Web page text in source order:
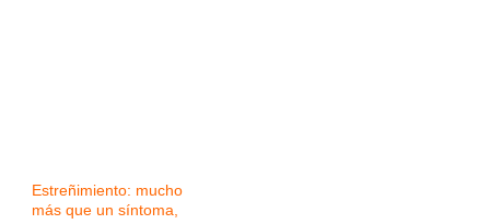
Estreñimiento: mucho
más que un síntoma,